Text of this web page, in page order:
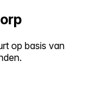
op basis van